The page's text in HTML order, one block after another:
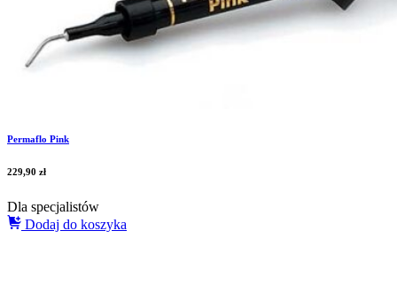
Permaflo Pink
229,90 zł
Dla specjalistów
Dodaj do koszyka